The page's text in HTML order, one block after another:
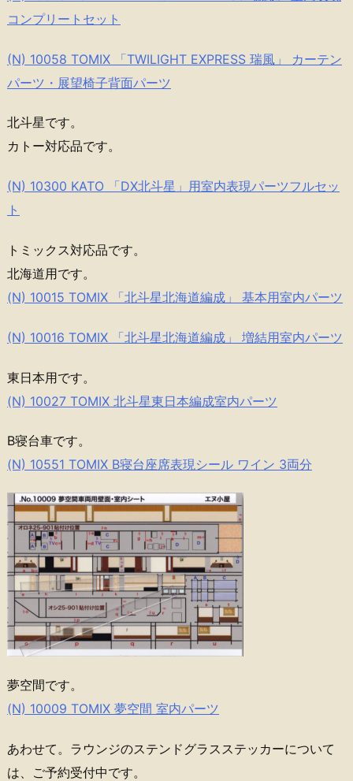
コンプリートセット
(N) 10058 TOMIX 「TWILIGHT EXPRESS 瑞風」 カーテン
パーツ・展望椅子背面パーツ
北斗星です。
カトー対応品です。
(N) 10300 KATO 「DX北斗星」用室内表現パーツフルセッ
ト
トミックス対応品です。
北海道用です。
(N) 10015 TOMIX 「北斗星北海道編成」 基本用室内パーツ
(N) 10016 TOMIX 「北斗星北海道編成」 増結用室内パーツ
東日本用です。
(N) 10027 TOMIX 北斗星東日本編成室内パーツ
B寝台車です。
(N) 10551 TOMIX B寝台座席表現シール ワイン 3両分
夢空間です。
(N) 10009 TOMIX 夢空間 室内パーツ
あわせて。ラウンジのステンドグラスステッカーについて
は、ご予約受付中です。